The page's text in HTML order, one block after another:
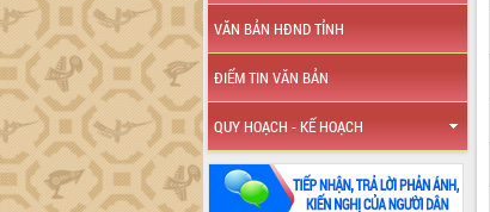
VĂN BẢN HĐND TỈNH
ĐIỂM TIN VĂN BẢN
QUY HOẠCH - KẾ HOẠCH